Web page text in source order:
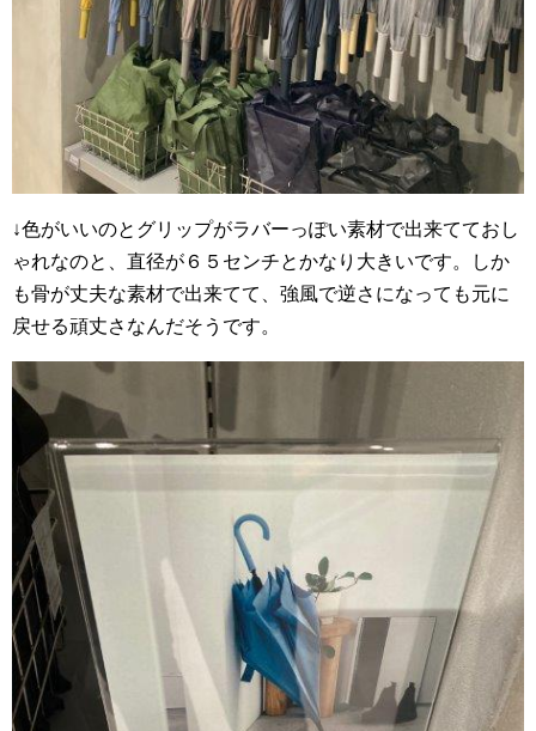
↓色がいいのとグリップがラバーっぽい素材で出来てておし
ゃれなのと、直径が６５センチとかなり大きいです。しか
も骨が丈夫な素材で出来てて、強風で逆さになっても元に
戻せる頑丈さなんだそうです。